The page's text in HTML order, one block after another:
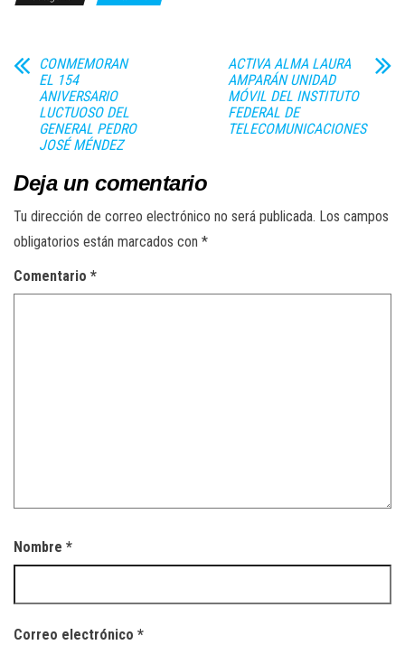
CONMEMORAN
EL 154
ANIVERSARIO
LUCTUOSO DEL
GENERAL PEDRO
JOSÉ MÉNDEZ
ACTIVA ALMA LAURA
AMPARÁN UNIDAD
MÓVIL DEL INSTITUTO
FEDERAL DE
TELECOMUNICACIONES
Deja un comentario
Tu dirección de correo electrónico no será publicada. Los campos
obligatorios están marcados con *
Comentario *
Nombre *
Correo electrónico *